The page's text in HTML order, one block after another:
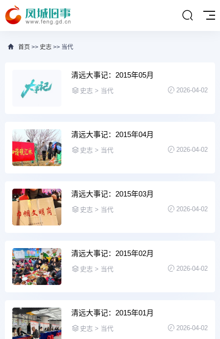
首页 >> 史志 >> 当代
清远大事记：2015年05月
史志 > 当代 2026-04-02
清远大事记：2015年04月
史志 > 当代 2026-04-02
清远大事记：2015年03月
史志 > 当代 2026-04-02
清远大事记：2015年02月
史志 > 当代 2026-04-02
清远大事记：2015年01月
史志 > 当代 2026-04-02